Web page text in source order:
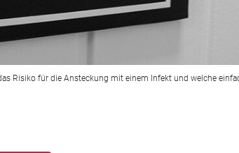
Risiko für die Ansteckung mit einem Infekt und welche